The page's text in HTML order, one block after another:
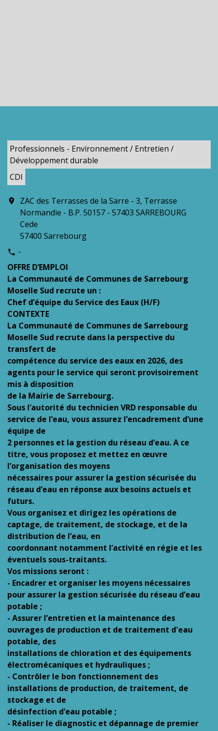
Professionnels - Environnement / Entretien /
Développement durable
CDI
location_on
ZAC des Terrasses de la Sarre - 3, Terrasse
Normandie - B.P. 50157 - 57403 SARREBOURG
Cede
57400 Sarrebourg
phone -
OFFRE D’EMPLOI
La Communauté de Communes de Sarrebourg
Moselle Sud recrute un :
Chef d’équipe du Service des Eaux (H/F)
CONTEXTE
La Communauté de Communes de Sarrebourg
Moselle Sud recrute dans la perspective du
transfert de
compétence du service des eaux en 2026, des
agents pour le service qui seront provisoirement
mis à disposition
de la Mairie de Sarrebourg.
Sous l’autorité du technicien VRD responsable du
service de l’eau, vous assurez l’encadrement d’une
équipe de
2 personnes et la gestion du réseau d’eau. A ce
titre, vous proposez et mettez en œuvre
l’organisation des moyens
nécessaires pour assurer la gestion sécurisée du
réseau d’eau en réponse aux besoins actuels et
futurs.
Vous organisez et dirigez les opérations de
captage, de traitement, de stockage, et de la
distribution de l’eau, en
coordonnant notamment l’activité en régie et les
éventuels sous-traitants.
Vos missions seront :
- Encadrer et organiser les moyens nécessaires
pour assurer la gestion sécurisée du réseau d’eau
potable ;
- Assurer l’entretien et la maintenance des
ouvrages de production et de traitement d'eau
potable, des
installations de chloration et des équipements
électromécaniques et hydrauliques ;
- Contrôler le bon fonctionnement des
installations de production, de traitement, de
stockage et de
désinfection d’eau potable ;
- Réaliser le diagnostic et dépannage de premier